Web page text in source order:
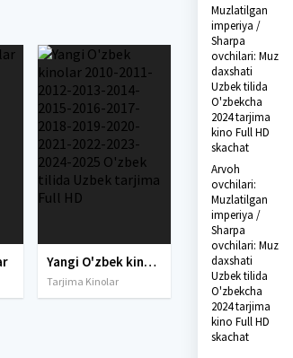
Yangi O'zbek kinolar 2010-2011-2012-2013-2014-2015-2016-2017-2018-2019-2020-2021-2022-2023-2024-2025 O'zbek tilida Uzbek tarjima Full HD
Tarjima Kinolar
Arvoh
ovchilari:
Muzlatilgan
imperiya /
Sharpa
ovchilari: Muz
daxshati
Uzbek tilida
O'zbekcha
2024 tarjima
kino Full HD
skachat